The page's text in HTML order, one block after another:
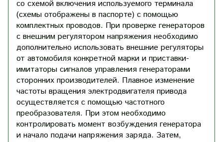
со схемой включения используемого терминала
(схемы отображены в паспорте) с помощью
комплектных проводов. При проверке генераторов
с внешним регулятором напряжения необходимо
дополнительно использовать внешние регуляторы
от автомобиля конкретной марки и приставки-
имитаторы сигналов управления генераторами
сторонних производителей. Плавное изменение
частоты вращения электродвигателя привода
осуществляется с помощью частотного
преобразователя. При этом необходимо
контролировать момент возбуждения генератора
и начало подачи напряжения заряда. Затем,